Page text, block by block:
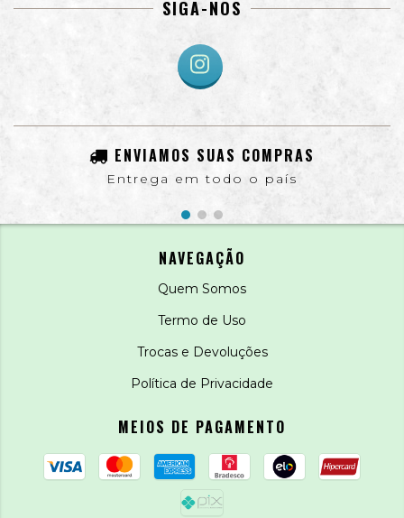
SIGA-NOS
ENVIAMOS SUAS COMPRAS
Entrega em todo o país
NAVEGAÇÃO
Quem Somos
Termo de Uso
Trocas e Devoluções
Política de Privacidade
MEIOS DE PAGAMENTO